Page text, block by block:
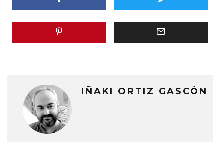
IÑAKI ORTIZ GASCÓN